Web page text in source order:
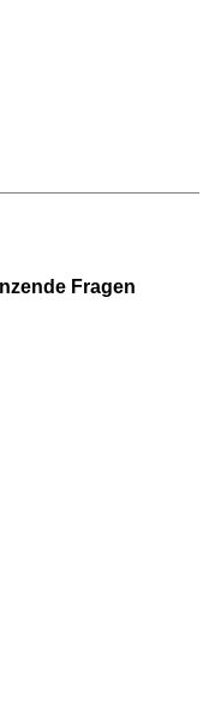
Fragen